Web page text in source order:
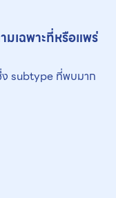
มเฉพาะที่หรือแพร่
ง subtype ที่พบมาก